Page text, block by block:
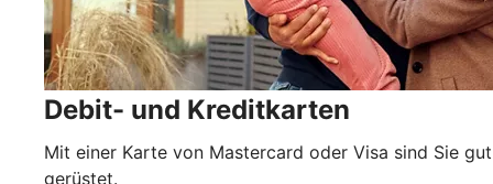
Debit- und Kreditkarten
Mit einer Karte von Mastercard oder Visa sind Sie gut
gerüstet.